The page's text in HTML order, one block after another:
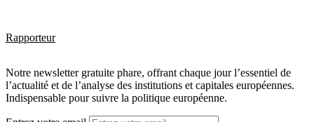
Rapporteur
Notre newsletter gratuite phare, offrant chaque jour l’essentiel de
l’actualité et de l’analyse des institutions et capitales européennes.
Indispensable pour suivre la politique européenne.